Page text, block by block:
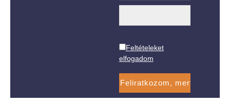
Feltételeket
elfogadom